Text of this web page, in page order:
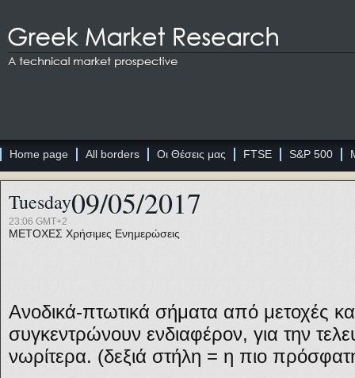
Home page All borders Οι Θέσεις μας FTSE S&P 500
Tuesday09/05/2017
23:06 GMT+2
ΜΕΤΟΧΕΣ Χρήσιμες Ενημερώσεις
Ανοδικά-πτωτικά σήματα από μετοχές
συγκεντρώνουν ενδιαφέρον, για την
νωρίτερα. (δεξιά στήλη = η πιο